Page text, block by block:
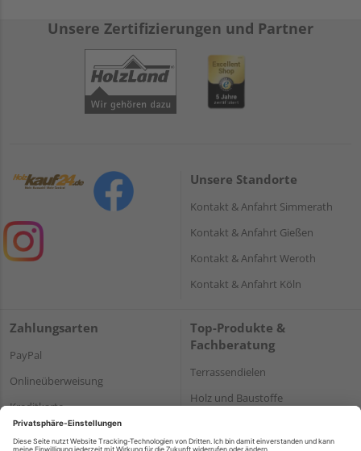
Unsere Zertifizierungen und Partner
Unsere Standorte
Kontakt & Anfahrt Simmerath
Kontakt & Anfahrt Gießen
Kontakt & Anfahrt Weroth
Kontakt & Anfahrt Köln
Zahlungsarten
PayPal
Onlineüberweisung
Kreditkarte
Rechnung*
Top-Produkte &
Fachberatung
Terrassendielen
Holz und Baustoffe